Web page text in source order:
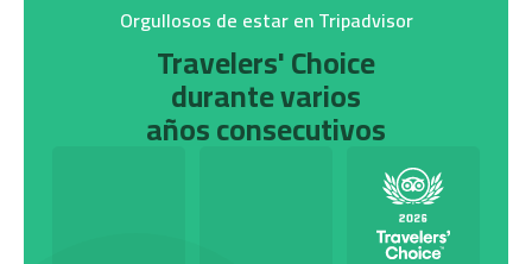
Orgullosos de estar en Tripadvisor
Travelers' Choice
durante varios
años consecutivos